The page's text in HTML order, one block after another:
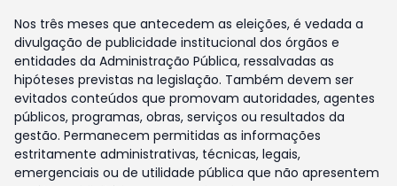
Nos três meses que antecedem as eleições, é vedada a
divulgação de publicidade institucional dos órgãos e
entidades da Administração Pública, ressalvadas as
hipóteses previstas na legislação. Também devem ser
evitados conteúdos que promovam autoridades, agentes
públicos, programas, obras, serviços ou resultados da
gestão. Permanecem permitidas as informações
estritamente administrativas, técnicas, legais,
emergenciais ou de utilidade pública que não apresentem